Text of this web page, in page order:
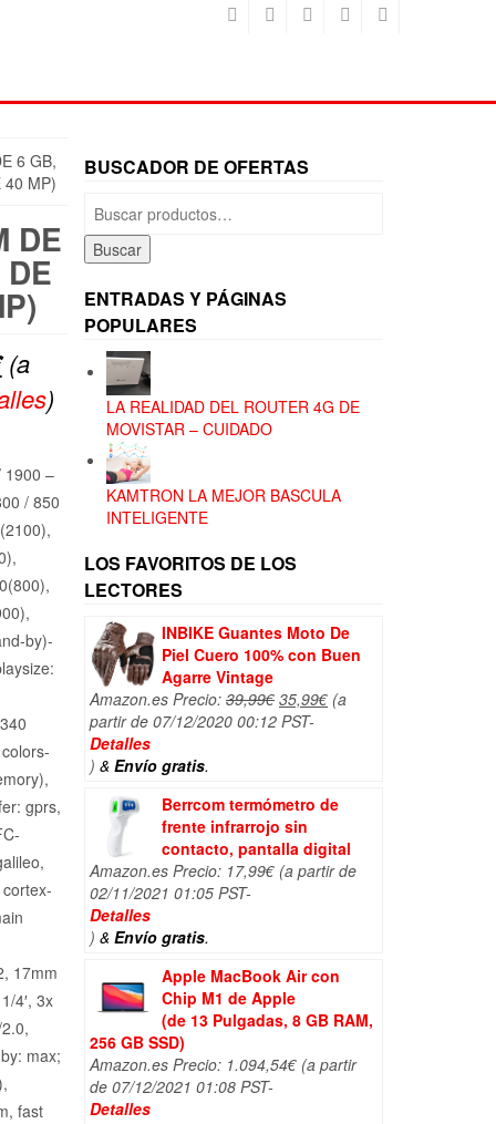
6 GB,
40 MP)
DE
El
precio
es:
193,04€.
(a
)
1900 –
/ 850
by)-
gprs,
17mm
4′, 3x
max;
fast
BUSCADOR DE OFERTAS
Buscar
por:
Buscar
ENTRADAS Y PÁGINAS
POPULARES
LA REALIDAD DEL ROUTER 4G DE
MOVISTAR – CUIDADO
KAMTRON LA MEJOR BASCULA
INTELIGENTE
LOS FAVORITOS DE LOS
LECTORES
INBIKE Guantes Moto De
Piel Cuero 100% con Buen
Agarre Vintage
Amazon.es Precio: 39,99€ El
precio
35,99€El(a
partir de 07/12/2020 00:12 PST-
Detalles
) & Envío gratis.
Berrcom termómetro de
frente infrarrojo sin
contacto, pantalla digital
Amazon.es Precio: 17,99€ (a partir de
02/11/2021 01:05 PST-
Detalles
) & Envío gratis.
Apple MacBook Air con
Chip M1 de Apple
(de 13 Pulgadas, 8 GB RAM,
256 GB SSD)
Amazon.es Precio: 1.094,54€ (a partir
de 07/12/2021 01:08 PST-
Detalles